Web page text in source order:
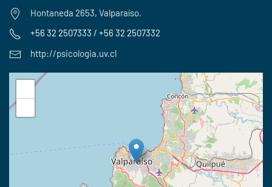
Hontaneda 2653, Valparaíso.
+56 32 2507333 / +56 32 2507332
http://psicologia.uv.cl